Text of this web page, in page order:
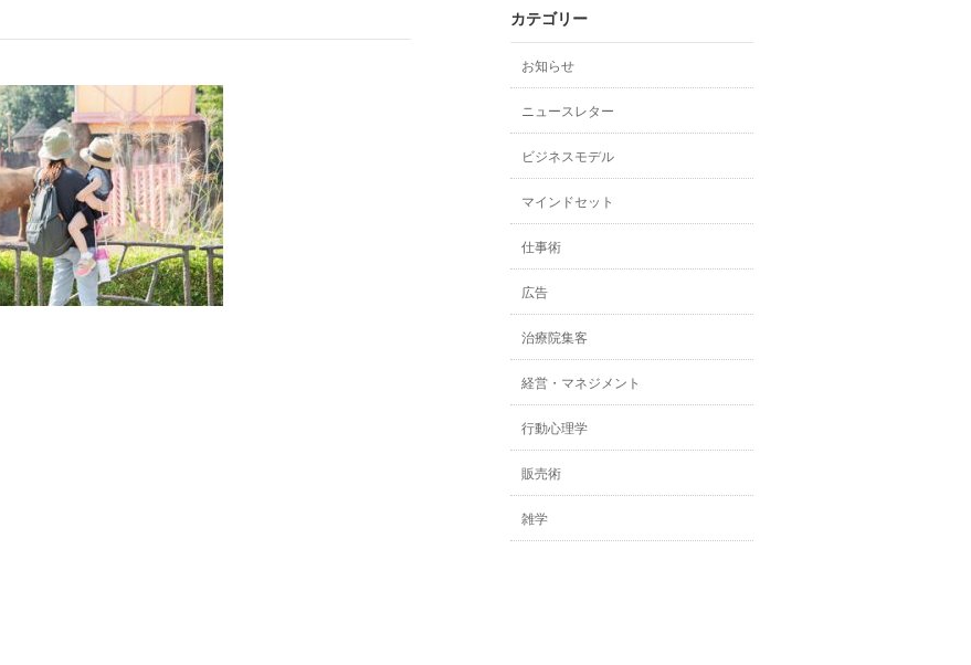
カテゴリー
お知らせ
ニュースレター
ビジネスモデル
マインドセット
仕事術
広告
治療院集客
経営・マネジメント
行動心理学
販売術
雑学